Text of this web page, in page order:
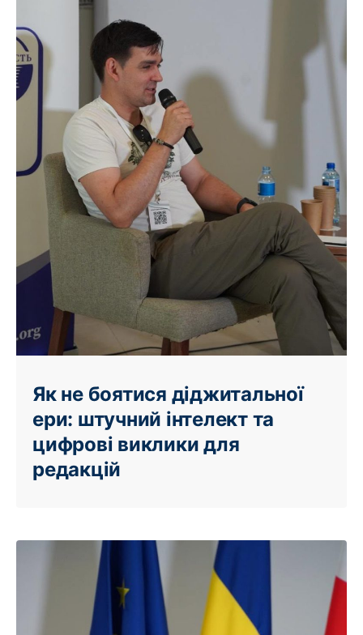
Як не боятися діджитальної
ери: штучний інтелект та
цифрові виклики для
редакцій